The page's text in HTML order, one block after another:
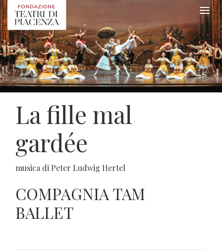
La fille mal
gardée
musica di Peter Ludwig Hertel
COMPAGNIA TAM
BALLET